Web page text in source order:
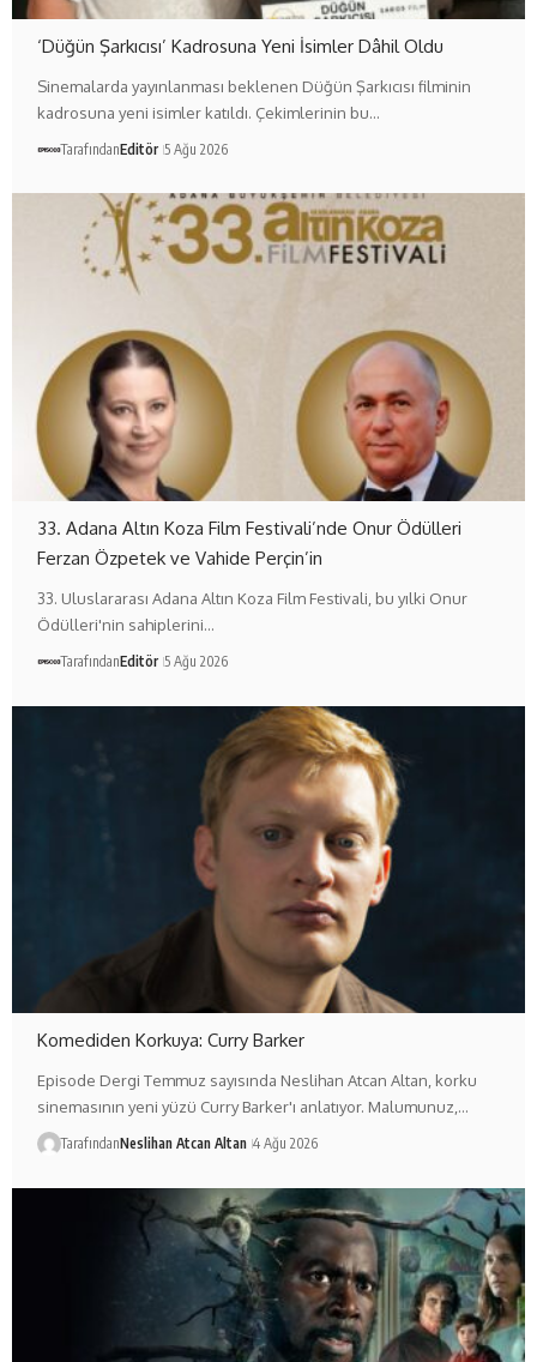
‘Düğün Şarkıcısı’ Kadrosuna Yeni İsimler Dâhil Oldu
Sinemalarda yayınlanması beklenen Düğün Şarkıcısı filminin
kadrosuna yeni isimler katıldı. Çekimlerinin bu…
TarafındanEditör 5 Ağu 2026
33. Adana Altın Koza Film Festivali’nde Onur Ödülleri
Ferzan Özpetek ve Vahide Perçin’in
33. Uluslararası Adana Altın Koza Film Festivali, bu yılki Onur
Ödülleri'nin sahiplerini…
TarafındanEditör 5 Ağu 2026
Komediden Korkuya: Curry Barker
Episode Dergi Temmuz sayısında Neslihan Atcan Altan, korku
sinemasının yeni yüzü Curry Barker'ı anlatıyor. Malumunuz,…
TarafındanNeslihan Atcan Altan 4 Ağu 2026